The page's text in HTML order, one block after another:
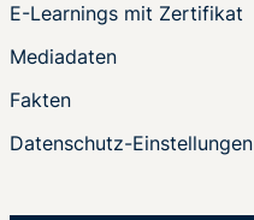
E-Learnings mit Zertifikat
Mediadaten
Fakten
Datenschutz-Einstellungen